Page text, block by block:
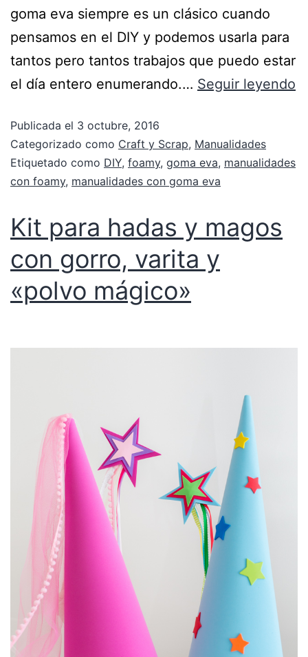
goma eva siempre es un clásico cuando
pensamos en el DIY y podemos usarla para
tantos pero tantos trabajos que puedo estar
el día entero enumerando.… Seguir leyendo
Publicada el 3 octubre, 2016
Categorizado como Craft y Scrap, Manualidades
Etiquetado como DIY, foamy, goma eva, manualidades
con foamy, manualidades con goma eva
Kit para hadas y magos
con gorro, varita y
«polvo mágico»